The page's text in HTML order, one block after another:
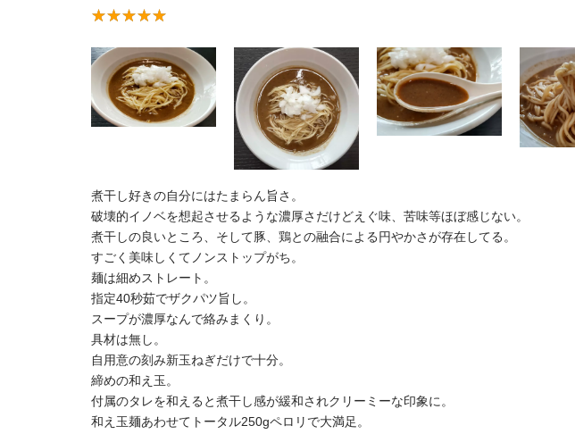
煮干し好きの自分にはたまらん旨さ。
破壊的イノベを想起させるような濃厚さだけどえぐ味、苦味等ほぼ感じない。
煮干しの良いところ、そして豚、鶏との融合による円やかさが存在してる。
すごく美味しくてノンストップがち。
麺は細めストレート。
指定40秒茹でザクパツ旨し。
スープが濃厚なんで絡みまくり。
具材は無し。
自用意の刻み新玉ねぎだけで十分。
締めの和え玉。
付属のタレを和えると煮干し感が緩和されクリーミーな印象に。
和え玉麺あわせてトータル250gペロリで大満足。